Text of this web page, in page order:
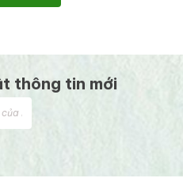
thông tin mới